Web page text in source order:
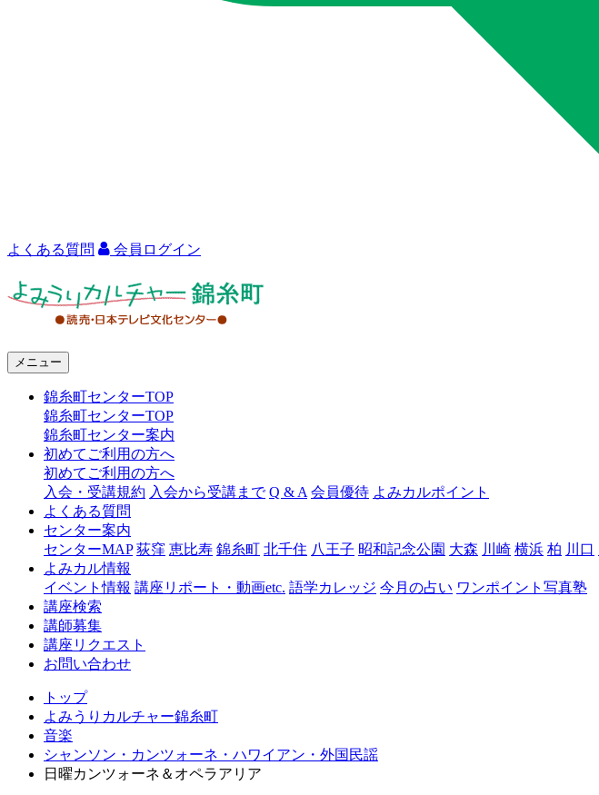
よくある質問 会員ログイン
ャ
錦
糸
メニュー
錦糸町センターTOP
錦糸町センターTOP
錦糸町センター案内
初めてご利用の方へ
初めてご利用の方へ
入会・受講規約 入会から受講まで Q & A 会員優待 よみカルポイント
よくある質問
センター案内
センターMAP 荻窪 恵比寿 錦糸町 北千住 八王子 昭和記念公園 大森 川崎 横浜 柏 川口
よみカル情報
イベント情報 講座リポート・動画etc. 語学カレッジ 今月の占い ワンポイント写真塾
講座検索
講師募集
講座リクエスト
お問い合わせ
トップ
よみうりカルチャー錦糸町
音楽
シャンソン・カンツォーネ・ハワイアン・外国民謡
日曜カンツォーネ＆オペラアリア